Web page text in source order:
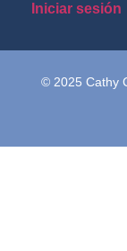
Iniciar sesión
© 2025 Cathy